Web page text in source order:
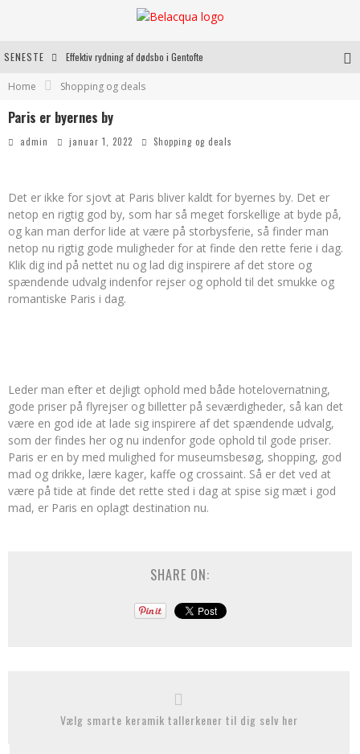
SENESTE Effektiv rydning af dødsbo i Gentofte
Home Shopping og deals
Paris er byernes by
admin januar 1, 2022 Shopping og deals
Det er ikke for sjovt at Paris bliver kaldt for byernes by. Det er
netop en rigtig god by, som har så meget forskellige at byde på,
og kan man derfor lide at være på storbysferie, så finder man
netop nu rigtig gode muligheder for at finde den rette ferie i dag.
Klik dig ind på nettet nu og lad dig inspirere af det store og
spændende udvalg indenfor rejser og ophold til det smukke og
romantiske Paris i dag.
Leder man efter et dejligt ophold med både hotelovernatning,
gode priser på flyrejser og billetter på seværdigheder, så kan det
være en god ide at lade sig inspirere af det spændende udvalg,
som der findes her og nu indenfor gode ophold til gode priser.
Paris er en by med mulighed for museumsbesøg, shopping, god
mad og drikke, lære kager, kaffe og crossaint. Så er det ved at
være på tide at finde det rette sted i dag at spise sig mæt i god
mad, er Paris en oplagt destination nu.
SHARE ON:
Vælg smarte keramik tallerkener til dig selv her